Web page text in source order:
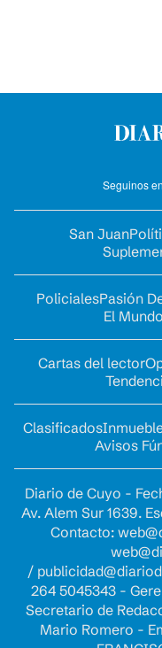
Seguinos
San Juan
PolicialesPasión
El Mundo
Cartas del lector
Clasificados
Avisos
Diario de Cuyo -
Av. Alem Sur 1639.
Contacto:
/
264 5045343 -
Secretario de
Mario Romero -